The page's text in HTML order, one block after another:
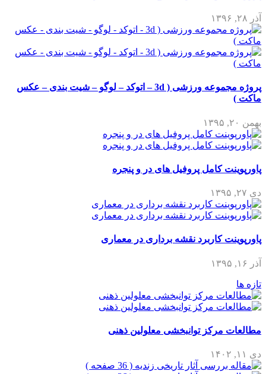
آذر ۲۸, ۱۳۹۶
پروژه مجموعه ورزشی ( 3d – اتوکد – لوگو – شیت بندی – عکس
ماکت )
بهمن ۲۰, ۱۳۹۵
پاورپوینت کامل پروفیل های در و پنجره
دی ۲۷, ۱۳۹۵
پاورپوینت کاربرد نقشه برداری در معماری
آذر ۱۶, ۱۳۹۵
تازه ها
مطالعات مرکز توانبخشی معلولین ذهنی
دی ۱۱, ۱۴۰۲